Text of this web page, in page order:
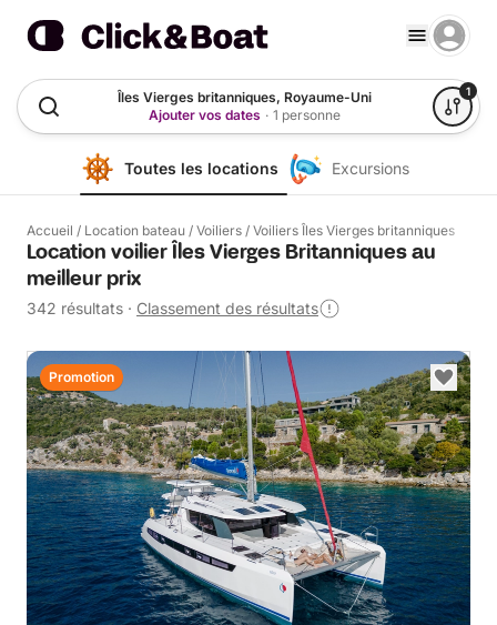
Îles Vierges britanniques, Royaume-Uni
Ajouter vos dates · 1 personne
1
Toutes les locations Excursions
Accueil / Location bateau / Voiliers / Voiliers Îles Vierges britanniques
Location voilier Îles Vierges Britanniques au
meilleur prix
342 résultats · Classement des résultats
Promotion